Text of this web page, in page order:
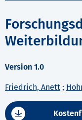
Version 1.0
Friedrich, Anett ;